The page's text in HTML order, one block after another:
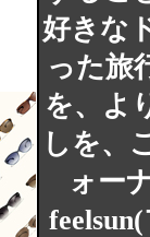
好きな
った旅
を、よ
しを、
ォー